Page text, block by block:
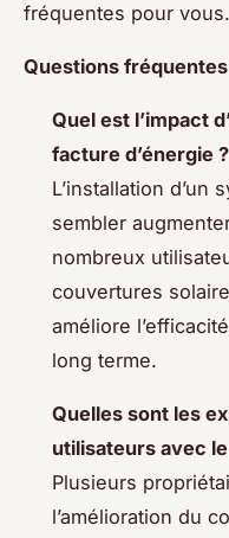
fréquentes pour vous.
Questions
Quel est l’impact
facture d’énergie ?
L’installation d’un
sembler
nombreux
couvertures
améliore
long terme.
Quelles sont les
utilisateurs avec
Plusieurs
l’amélioration du